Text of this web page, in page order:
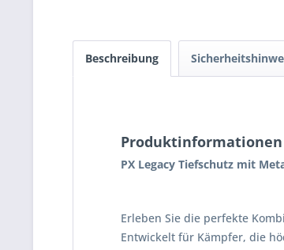
Beschreibung
Produktinformationen
PX Legacy Tiefschutz mit
Erleben Sie die perfekte
Entwickelt für Kämpfer, die